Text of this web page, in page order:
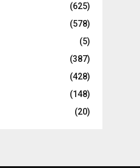
(625)
(578)
(5)
(387)
(428)
(148)
(20)